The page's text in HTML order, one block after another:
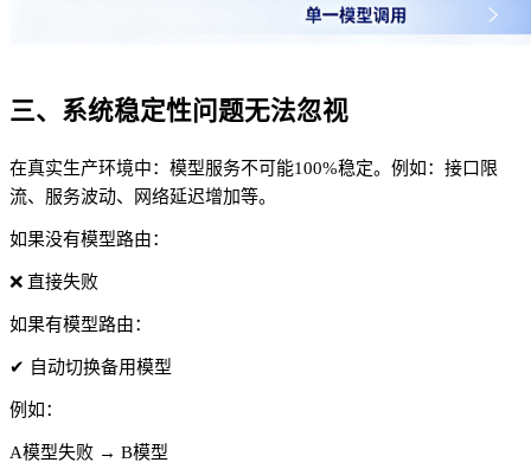
三、系统稳定性问题无法忽视
在真实生产环境中：模型服务不可能100%稳定。例如：接口限
流、服务波动、网络延迟增加等。
如果没有模型路由：
❌ 直接失败
如果有模型路由：
✔ 自动切换备用模型
例如：
A模型失败 → B模型